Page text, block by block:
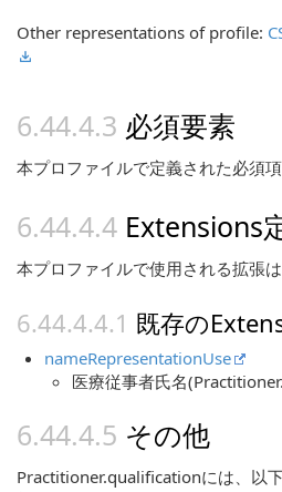
Other representations of profile:
必須要素
本プロファイルで定義された必須項
Extensions
本プロファイルで使用される拡張は
既存の
nameRepresentationUse
医療従事者氏名
その他
Practitioner.qualificationには、以